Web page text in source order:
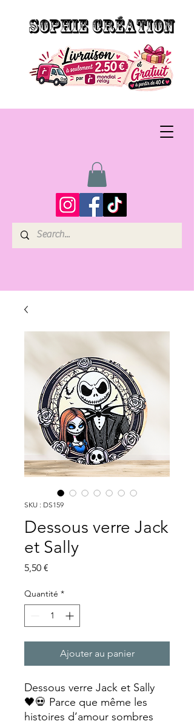
SOPHIE CRÉATION
SKU : DS159
Dessous verre Jack
et Sally
5,50 €
Quantité *
Ajouter au panier
Dessous verre Jack et Sally
🖤💀 Parce que même les
histoires d’amour sombres